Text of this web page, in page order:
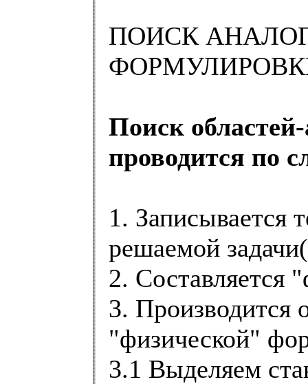
ПОИСК
Поиск
проводится по
1. Записывается
решаемой
2. Составляется
3. Производится
"физической"
3.1 Выделяем